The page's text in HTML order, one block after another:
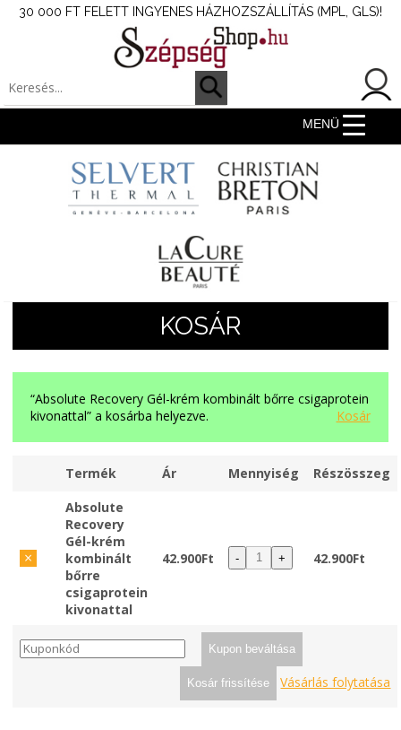
30 000 FT FELETT INGYENES HÁZHOZSZÁLLÍTÁS (MPL, GLS)!
MENÜ
KOSÁR
“Absolute Recovery Gél-krém kombinált bőrre csigaprotein
kivonattal” a kosárba helyezve.
Kosár
Bélyegkép
Termék Ár Mennyiség Részösszeg
×
Absolute
Recovery
Gél-krém
kombinált
bőrre
csigaprotein
kivonattal
42.900Ft - + 42.900Ft
Kupon:
Kupon beváltása
Kosár frissítése Vásárlás folytatása